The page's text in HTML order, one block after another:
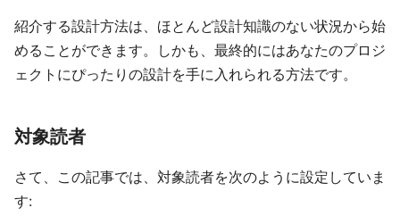
紹介する設計方法は、ほとんど設計知識のない状況から始
めることができます。しかも、最終的にはあなたのプロジ
ェクトにぴったりの設計を手に入れられる方法です。
対象読者
さて、この記事では、対象読者を次のように設定していま
す: